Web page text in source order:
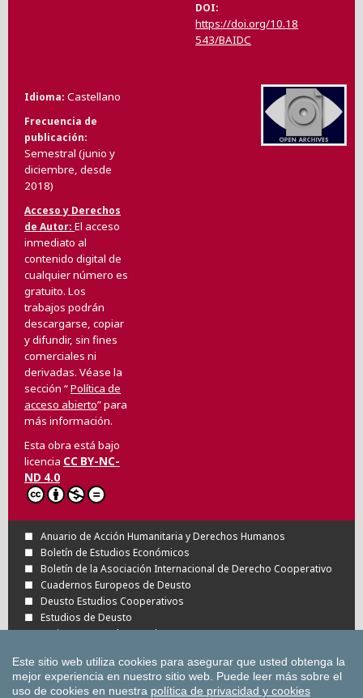
DOI
https://doi.org/10.18
543/BAIDC
Idioma Castellano
Frecuencia de
publicación
Semestral (junio y
diciembre, desde
2018)
Acceso y Derechos
de Autor El acceso
inmediato al
contenido digital de
cualquier número es
gratuito. Los
trabajos podrán
descargarse, copiar
y difundir, sin fines
comerciales ni
derivadas. Véase la
sección “Política de
acceso abierto” para
más información.
Esta obra está bajo
licencia CC BY-NC-
ND 4.0
Anuario de Acción Humanitaria y Derechos Humanos
Boletín de Estudios Económicos
Boletín de la Asociación Internacional de Derecho Cooperativo
Cuadernos Europeos de Deusto
Deusto Estudios Cooperativos
Estudios de Deusto
Revista Deusto de Derechos Humanos
Todas las Revistas Científicas de Deusto en
OJS
Este sitio web utiliza cookies para asegurar que usted obtenga la
mejor experiencia en nuestro sitio web. Puede leer más sobre el
uso de cookies en nuestra política de privacidad y cookies